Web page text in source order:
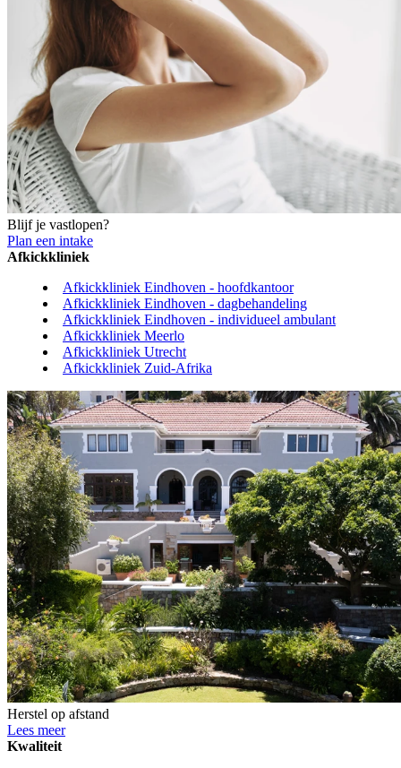
Blijf je vastlopen?
Plan een intake
Afkickkliniek
Afkickkliniek Eindhoven - hoofdkantoor
Afkickkliniek Eindhoven - dagbehandeling
Afkickkliniek Eindhoven - individueel ambulant
Afkickkliniek Meerlo
Afkickkliniek Utrecht
Afkickkliniek Zuid-Afrika
Herstel op afstand
Lees meer
Kwaliteit